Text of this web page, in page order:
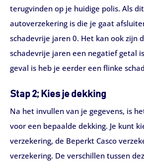
terugvinden op je huidige polis. Als
autoverzekering is die je gaat
schadevrije jaren 0. Het kan ook zijn
schadevrije jaren een negatief getal
geval is heb je eerder een flinke
Stap 2; Kies je dekking
Na het invullen van je gegevens, is
voor een bepaalde dekking. Je kunt
verzekering, de Beperkt Casco
verzekering. De verschillen tussen